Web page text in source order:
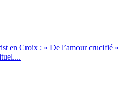
en Croix : « De l’amour crucifié »